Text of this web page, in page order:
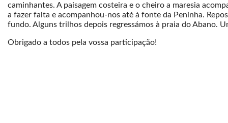
caminhantes. A paisagem costeira e o cheiro a maresia
a fazer falta e acompanhou-nos até à fonte da Peninha.
fundo. Alguns trilhos depois regressámos à praia do Abano.
Obrigado a todos pela vossa participação!